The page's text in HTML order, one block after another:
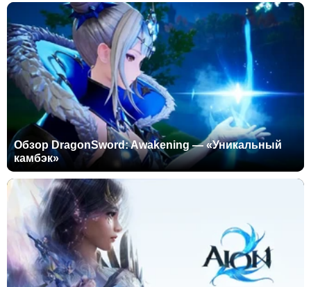
Обзор DragonSword: Awakening — «Уникальный
камбэк»